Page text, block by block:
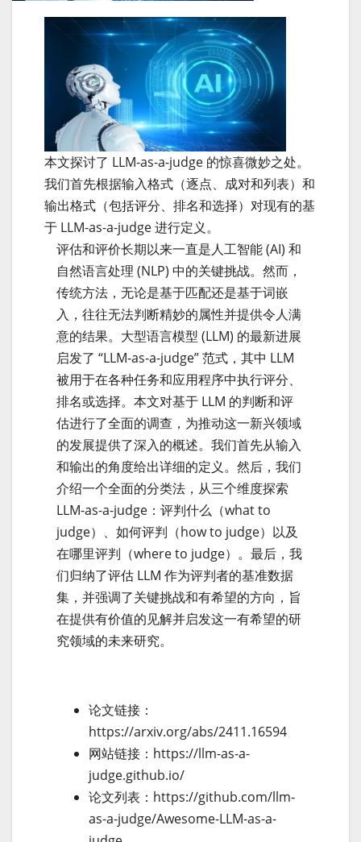
本文探讨了 LLM-as-a-judge 的惊喜微妙之处。
我们首先根据输入格式（逐点、成对和列表）和
输出格式（包括评分、排名和选择）对现有的基
于 LLM-as-a-judge 进行定义。
评估和评价长期以来一直是人工智能 (AI) 和
自然语言处理 (NLP) 中的关键挑战。然而，
传统方法，无论是基于匹配还是基于词嵌
入，往往无法判断精妙的属性并提供令人满
意的结果。大型语言模型 (LLM) 的最新进展
启发了 “LLM-as-a-judge” 范式，其中 LLM
被用于在各种任务和应用程序中执行评分、
排名或选择。本文对基于 LLM 的判断和评
估进行了全面的调查，为推动这一新兴领域
的发展提供了深入的概述。我们首先从输入
和输出的角度给出详细的定义。然后，我们
介绍一个全面的分类法，从三个维度探索
LLM-as-a-judge：评判什么（what to
judge）、如何评判（how to judge）以及
在哪里评判（where to judge）。最后，我
们归纳了评估 LLM 作为评判者的基准数据
集，并强调了关键挑战和有希望的方向，旨
在提供有价值的见解并启发这一有希望的研
究领域的未来研究。
论文链接：
https://arxiv.org/abs/2411.16594
网站链接：https://llm-as-a-
judge.github.io/
论文列表：https://github.com/llm-
as-a-judge/Awesome-LLM-as-a-